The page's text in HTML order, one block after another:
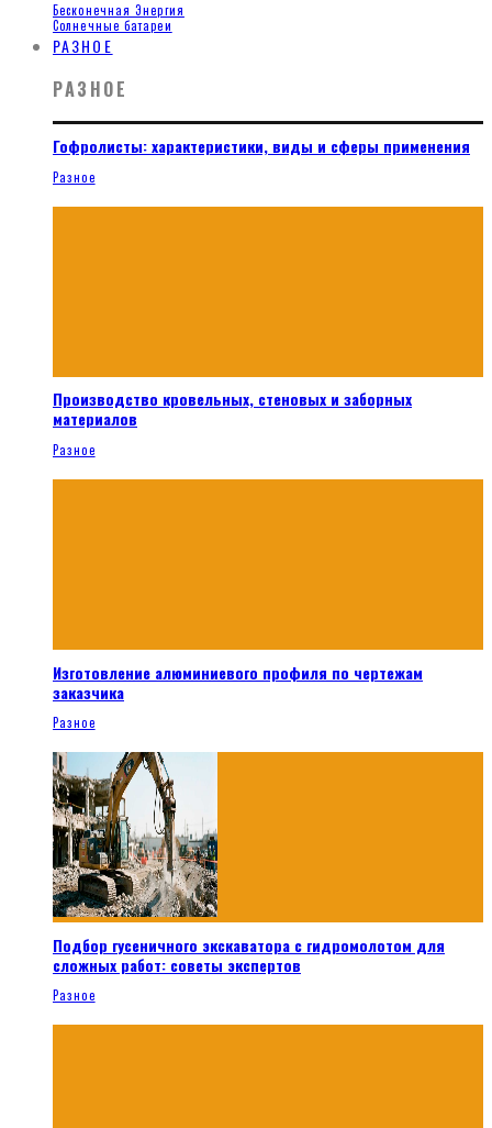
Бесконечная Энергия
Солнечные батареи
РАЗНОЕ
РАЗНОЕ
Гофролисты: характеристики, виды и сферы применения
Разное
Производство кровельных, стеновых и заборных
материалов
Разное
Изготовление алюминиевого профиля по чертежам
заказчика
Разное
Подбор гусеничного экскаватора с гидромолотом для
сложных работ: советы экспертов
Разное